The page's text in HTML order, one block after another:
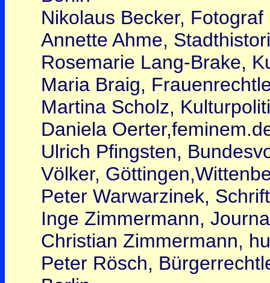
Nikolaus Becker,
Annette Ahme,
Rosemarie Lang-Brake,
Maria Braig,
Martina Scholz,
Daniela
Ulrich Pfingsten,
Völker,
Peter Warwarzinek,
Inge Zimmermann,
Christian Zimmermann,
Peter Rösch,